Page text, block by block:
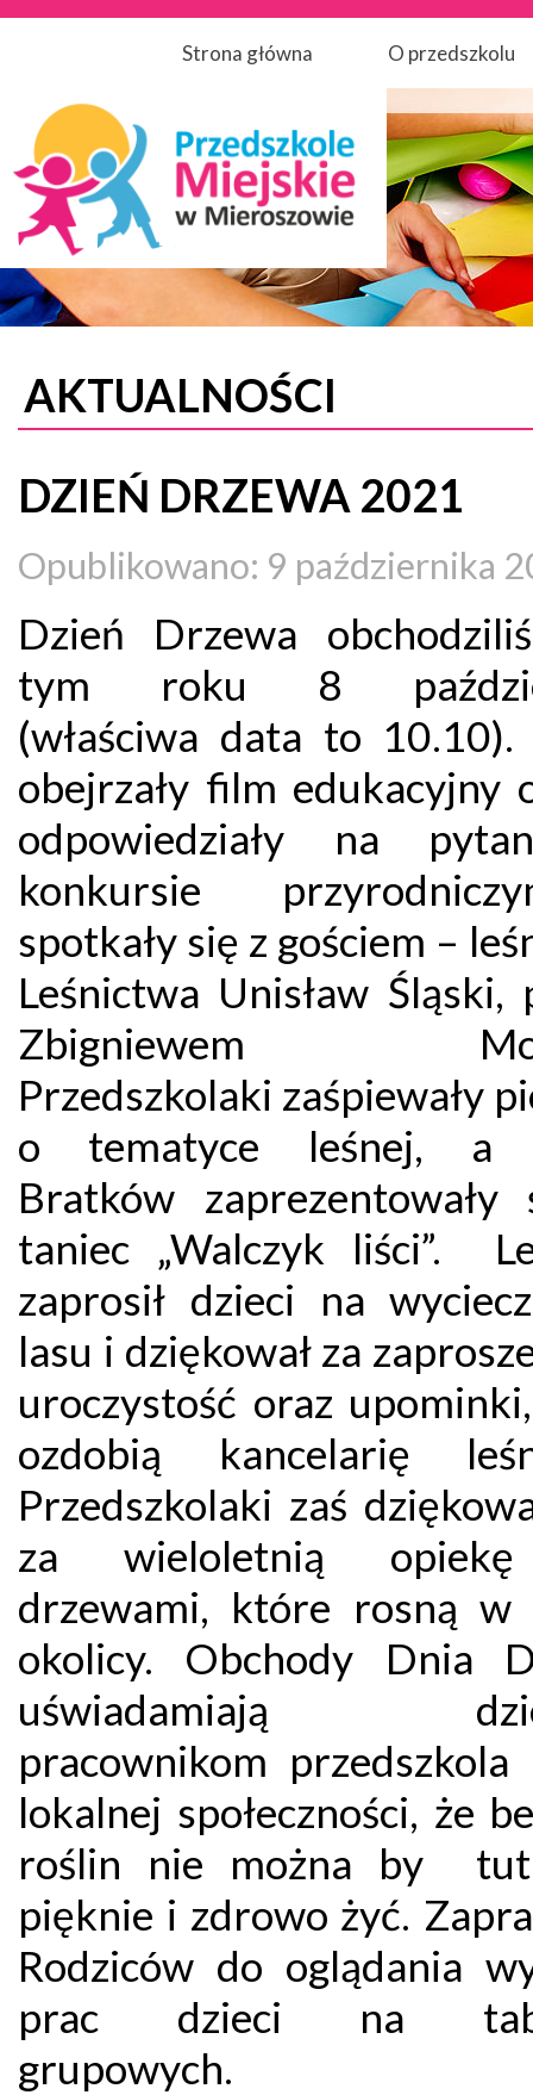
Strona główna O przedszkolu
AKTUALNOŚCI
DZIEŃ DRZEWA 2021
Opublikowano: 9 października
Dzień Drzewa
tym roku 8
(właściwa data to 10.10).
obejrzały film edukacyjny
odpowiedziały na
konkursie
spotkały się z gościem –
Leśnictwa Unisław Śląski,
Zbigniewem
Przedszkolaki zaśpiewały
o tematyce leśnej, a
Bratków zaprezentowały
taniec „Walczyk liści”.
zaprosił dzieci na
lasu i dziękował za
uroczystość oraz
ozdobią kancelarię
Przedszkolaki zaś
za wieloletnią
drzewami, które rosną w
okolicy. Obchody Dnia
uświadamiają
pracownikom przedszkola
lokalnej społeczności, że
roślin nie można by
pięknie i zdrowo żyć.
Rodziców do oglądania
prac dzieci na
grupowych.